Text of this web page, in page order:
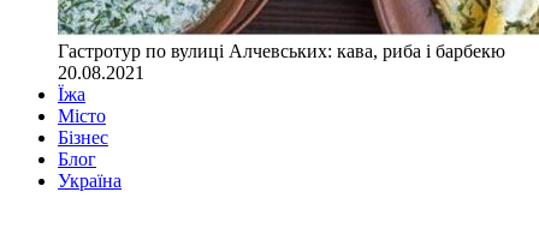
Гастротур по вулиці Алчевських: кава, риба і барбекю
20.08.2021
Їжа
Місто
Бізнес
Блог
Україна